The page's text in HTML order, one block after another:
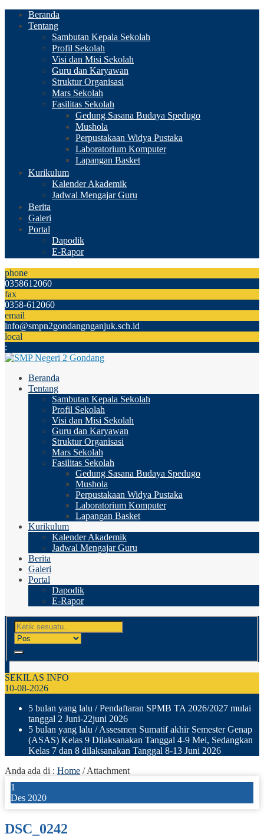
Beranda
Tentang
Sambutan Kepala Sekolah
Profil Sekolah
Visi dan Misi Sekolah
Guru dan Karyawan
Struktur Organisasi
Mars Sekolah
Fasilitas Sekolah
Gedung Sasana Budaya Spedugo
Mushola
Perpustakaan Widya Pustaka
Laboratorium Komputer
Lapangan Basket
Kurikulum
Kalender Akademik
Jadwal Mengajar Guru
Berita
Galeri
Portal
Dapodik
E-Rapor
phone
0358612060
fax
0358-612060
email
info@smpn2gondangnganjuk.sch.id
local
:
Beranda
Tentang
Sambutan Kepala Sekolah
Profil Sekolah
Visi dan Misi Sekolah
Guru dan Karyawan
Struktur Organisasi
Mars Sekolah
Fasilitas Sekolah
Gedung Sasana Budaya Spedugo
Mushola
Perpustakaan Widya Pustaka
Laboratorium Komputer
Lapangan Basket
Kurikulum
Kalender Akademik
Jadwal Mengajar Guru
Berita
Galeri
Portal
Dapodik
E-Rapor
SEKILAS INFO
10-08-2026
5 bulan yang lalu / Pendaftaran SPMB TA 2026/2027 mulai
tanggal 2 Juni-22juni 2026
5 bulan yang lalu / Assesmen Sumatif akhir Semester Genap
(ASAS) Kelas 9 Dilaksanakan Tanggal 4-9 Mei, Sedangkan
Kelas 7 dan 8 dilaksanakan Tanggal 8-13 Juni 2026
Anda ada di : Home / Attachment
1
Des 2020
DSC_0242